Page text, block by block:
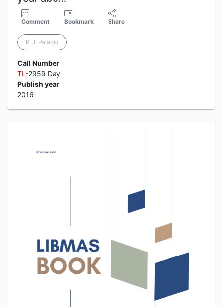
Comment Bookmark Share
R. J. Palacio
Call Number
TL -2959 Day
Publish year
2016